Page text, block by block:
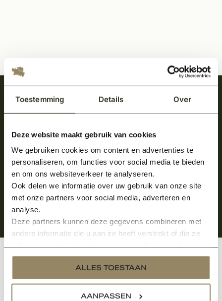
Toestemming Details Over
Deze website maakt gebruik van cookies
We gebruiken cookies om content en advertenties te
personaliseren, om functies voor social media te bieden
en om ons websiteverkeer te analyseren.
Ook delen we informatie over uw gebruik van onze site
met onze partners voor social media, adverteren en
analyse.
Deze partners kunnen deze gegevens combineren met
andere informatie die u aan ze heeft verstrekt of die ze
services.
ALLES TOESTAAN
AANPASSEN
Meld je aan en ontvang het laatste nieuws
over onze kempische bouwstijl!
Aanmelden voor de nieuwsbrief
Klantenservice